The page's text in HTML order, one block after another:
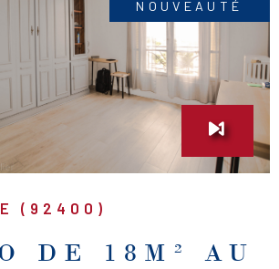
(92400)
DE 18M² AU
NOUVEAUTÉ
VOIR LE BIEN